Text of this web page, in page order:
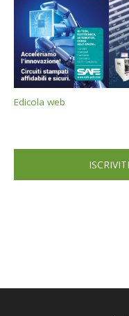
Edicola web